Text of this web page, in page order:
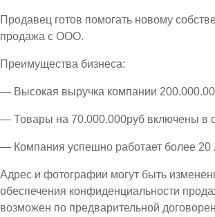
Продавец готов помогать новому
продажа с ООО.
Преимущества бизнеса:
— Высокая выручка компании
— Товары на 70.000.000руб включены в
— Компания успешно работает более 20
Адрес и фотографии могут быть
обеспечения конфиденциальности
возможен по предварительной